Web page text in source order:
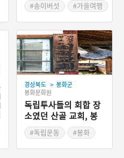
#송이버섯
#가을여행
#경상북도 축제
경상북도 > 봉화군
봉화문화원
독립투사들의 회합 장
소였던 산골 교회, 봉
화 척곡교회
#독립운동
#봉화